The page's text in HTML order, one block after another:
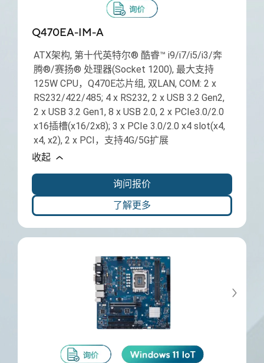
Q470EA-IM-A
ATX架构, 第十代英特尔® 酷睿™ i9/i7/i5/i3/奔
腾®/赛扬® 处理器(Socket 1200), 最大支持
125W CPU，Q470E芯片组, 双LAN, COM: 2 x
RS232/422/485; 4 x RS232, 2 x USB 3.2 Gen2,
2 x USB 3.2 Gen1, 8 x USB 2.0, 2 x PCIe3.0/2.0
x16插槽(x16/2x8); 3 x PCIe 3.0/2.0 x4 slot(x4,
x4, x2), 2 x PCI，支持4G/5G扩展
收起
询问报价
了解更多